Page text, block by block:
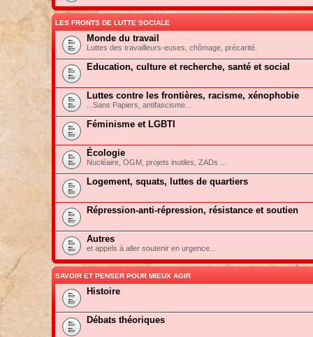
LES FRONTS DE LUTTE SOCIALE
Monde du travail
Luttes des travailleurs-euses, chômage, précarité.
Education, culture et recherche, santé et social
Luttes contre les frontières, racisme, xénophobie
...Sans Papiers, antifascisme...
Féminisme et LGBTI
Écologie
Nucléaire, OGM, projets inutiles, ZADs ...
Logement, squats, luttes de quartiers
Répression-anti-répression, résistance et soutien
Autres
et appels à aller soutenir en urgence...
SAVOIR ET PENSER POUR MIEUX AGIR
Histoire
Débats théoriques